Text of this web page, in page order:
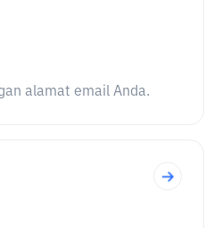
alamat email Anda.